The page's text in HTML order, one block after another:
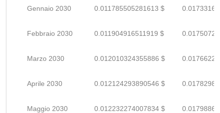
Gennaio 2030 0.011785505281613 $
Febbraio 2030 0.011904916511919 $
Marzo 2030 0.012010324355886 $
Aprile 2030 0.012124293890546 $
Maggio 2030 0.012232274007834 $